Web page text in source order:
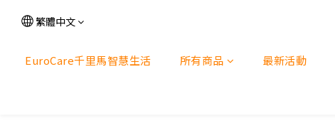
繁體中文
EuroCare千里馬智慧生活 所有商品 最新活動